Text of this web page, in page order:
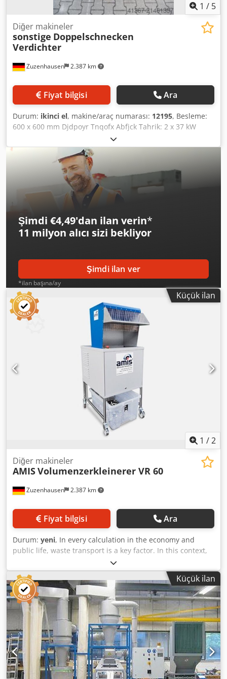
1 / 5
Zuzenhausen 2.387 km
Diğer makineler
sonstige Doppelschnecken
Verdichter
Fiyat bilgisi Ara
Durum: ikinci el, makine/araç numarası: 12195, Besleme:
600 x 600 mm Djdpoyr Tnqofx Abfjck Tahrik: 2 x 37 kW
Şimdi €4,49'dan ilan verin*
11 milyon alıcı sizi bekliyor
Şimdi ilan ver
*ilan başına/ay
Küçük ilan
1 /2
Zuzenhausen 2.387 km
Diğer makineler
AMISVolumenzerkleinerer VR 60
Fiyat bilgisi Ara
Durum: yeni, In every calculation in the economy and
public life, waste transport is a key factor. In this context,
volume matters more than weight. Continuously rising
transport costs for this waste are becoming an increasing
economic problem. Proper disposal of large quantities of
polystyrene (Styrofoam) or packaging films is especially
important in the retail sector. The VOLUME REDUCER
delivers a volume reduction of up to 80 percent at this
point. Bottles of all types and sizes, such as sparkling wine
bottles, can be crushed without a pressing device.
Unpacking expired foodstuffs is also possible.
Furthermore, defective products such as medications, data
carriers, or counterfeit goods can be rendered unusable.
Küçük ilan